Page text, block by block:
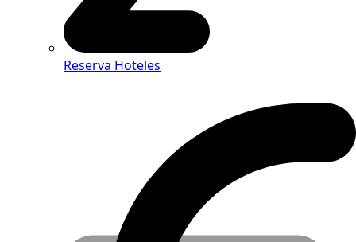
Reserva Hoteles